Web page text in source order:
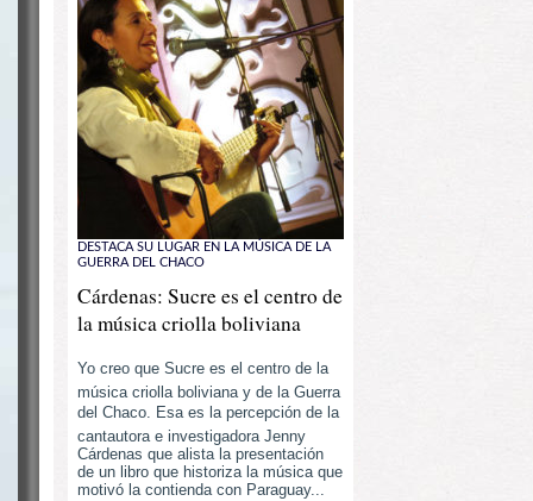
DESTACA SU LUGAR EN LA MÚSICA DE LA
GUERRA DEL CHACO
Cárdenas: Sucre es el centro de
la música criolla boliviana
Yo creo que Sucre es el centro de la
música criolla boliviana y de la Guerra
del Chaco. Esa es la percepción de la
cantautora e investigadora Jenny
Cárdenas que alista la presentación
de un libro que historiza la música que
motivó la contienda con Paraguay...